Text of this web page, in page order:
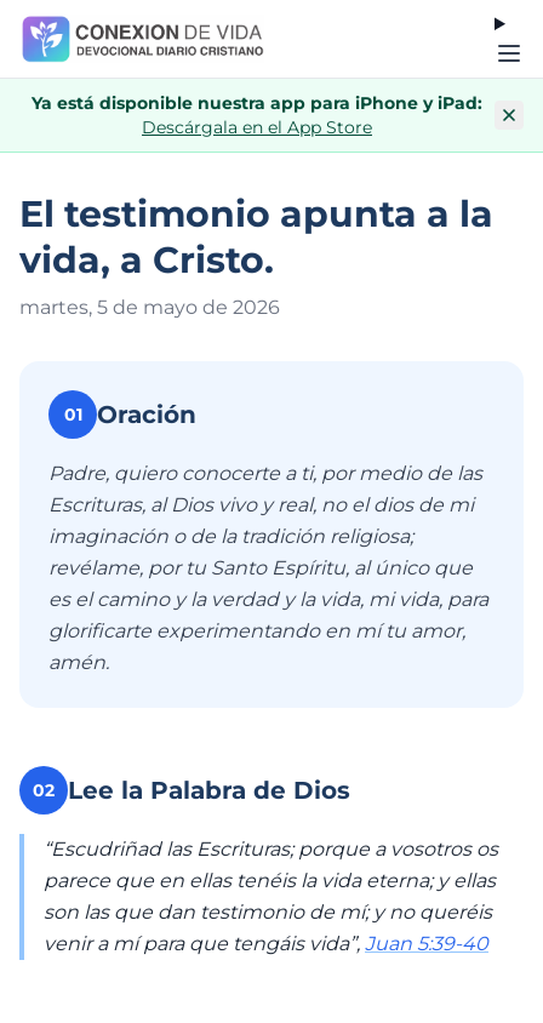
Ya está disponible nuestra app para iPhone y iPad:
Descárgala en el App Store
El testimonio apunta a la
vida, a Cristo.
martes, 5 de mayo de 2026
01 Oración
Padre, quiero conocerte a ti, por medio de las
Escrituras, al Dios vivo y real, no el dios de mi
imaginación o de la tradición religiosa;
revélame, por tu Santo Espíritu, al único que
es el camino y la verdad y la vida, mi vida, para
glorificarte experimentando en mí tu amor,
amén.
02 Lee la Palabra de Dios
“Escudriñad las Escrituras; porque a vosotros os
parece que en ellas tenéis la vida eterna; y ellas
son las que dan testimonio de mí; y no queréis
venir a mí para que tengáis vida”, Juan 5:39-40